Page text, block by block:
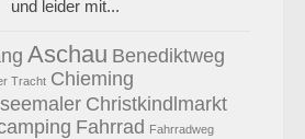
und leider mit...
Aschau Benediktweg
Tracht Chieming
Christkindlmarkt
Fahrrad Fahrradweg